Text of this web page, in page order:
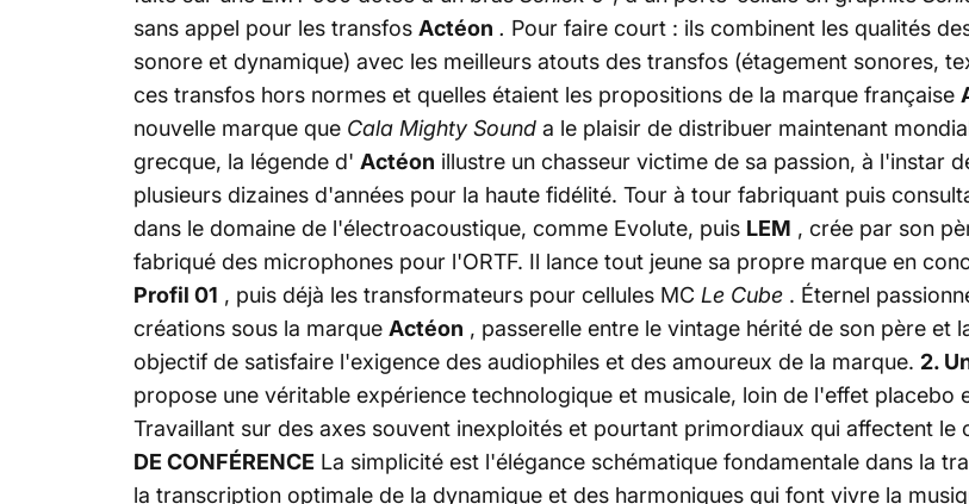
sans appel pour les transfos Actéon . Pour faire court : ils combinent les qualités
sonore et dynamique) avec les meilleurs atouts des transfos (étagement sonores,
ces transfos hors normes et quelles étaient les propositions de la marque française
nouvelle marque que Cala Mighty Sound a le plaisir de distribuer maintenant
grecque, la légende d' Actéon illustre un chasseur victime de sa passion, à l'instar
plusieurs dizaines d'années pour la haute fidélité. Tour à tour fabriquant puis
dans le domaine de l'électroacoustique, comme Evolute, puis LEM , crée par son
fabriqué des microphones pour l'ORTF. Il lance tout jeune sa propre marque en
Profil 01 , puis déjà les transformateurs pour cellules MC Le Cube . Éternel
créations sous la marque Actéon , passerelle entre le vintage hérité de son père
objectif de satisfaire l'exigence des audiophiles et des amoureux de la marque. 2.
propose une véritable expérience technologique et musicale, loin de l'effet
Travaillant sur des axes souvent inexploités et pourtant primordiaux qui affectent
DE CONFÉRENCE La simplicité est l'élégance schématique fondamentale dans la
la transcription optimale de la dynamique et des harmoniques qui font vivre la